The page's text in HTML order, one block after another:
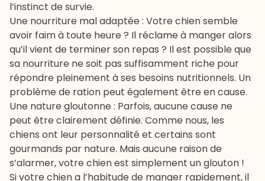
l’instinct de survie.
Une nourriture mal adaptée : Votre chien semble
avoir faim à toute heure ? Il réclame à manger alors
qu’il vient de terminer son repas ? Il est possible que
sa nourriture ne soit pas suffisamment riche pour
répondre pleinement à ses besoins nutritionnels. Un
problème de ration peut également être en cause.
Une nature gloutonne : Parfois, aucune cause ne
peut être clairement définie. Comme nous, les
chiens ont leur personnalité et certains sont
gourmands par nature. Mais aucune raison de
s’alarmer, votre chien est simplement un glouton !
Si votre chien a l’habitude de manger rapidement, il